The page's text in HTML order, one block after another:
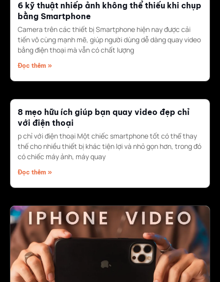
6 kỹ thuật nhiếp ảnh không thể thiếu khi chụp
bằng Smartphone
Camera trên các thiết bị Smartphone hiện nay được cải
tiến vô cùng mạnh mẽ, giúp người dùng dễ dàng quay video
bằng điện thoại mà vẫn có chất lượng
Đọc thêm »
8 mẹo hữu ích giúp bạn quay video đẹp chỉ
với điện thoại
p chỉ với điện thoại Một chiếc smartphone tốt có thể thay
thế cho nhiều thiết bị khác tiện lợi và nhỏ gọn hơn, trong đó
có chiếc máy ảnh, máy quay
Đọc thêm »